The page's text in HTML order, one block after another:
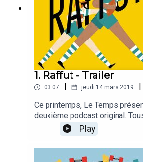
1. Raffut - Trailer
03:07 | jeudi 14 mars 2019 |
Ce printemps, Le Temps
deuxième podcast original.
du vendredi 29 mars, Raffut
poussière aux clichés qui
des sportives. Une série audio
Pascaline Sordet et produite
Play